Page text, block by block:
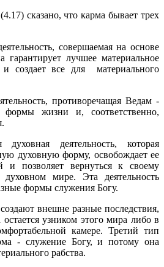
сказано, что карма бывает трех
совершаемая на основе
лучшее материальное
создает все для материального
противоречащая Ведам -
жизни и, соответственно,
деятельность, которая
духовную форму, освобождает ее
и позволяет вернуться к своему
мире. Эта деятельность
формы служения Богу.
внешне разные последствия,
узником этого мира либо в
камере. Третий тип
- служение Богу, и потому она
рабства.